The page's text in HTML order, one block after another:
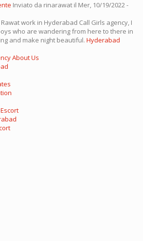
Inviato da rinarawat il Mer, 10/19/2022 -
work in Hyderabad Call Girls agency, I
who are wandering from here to there in
and make night beautiful. Hyderabad
About Us